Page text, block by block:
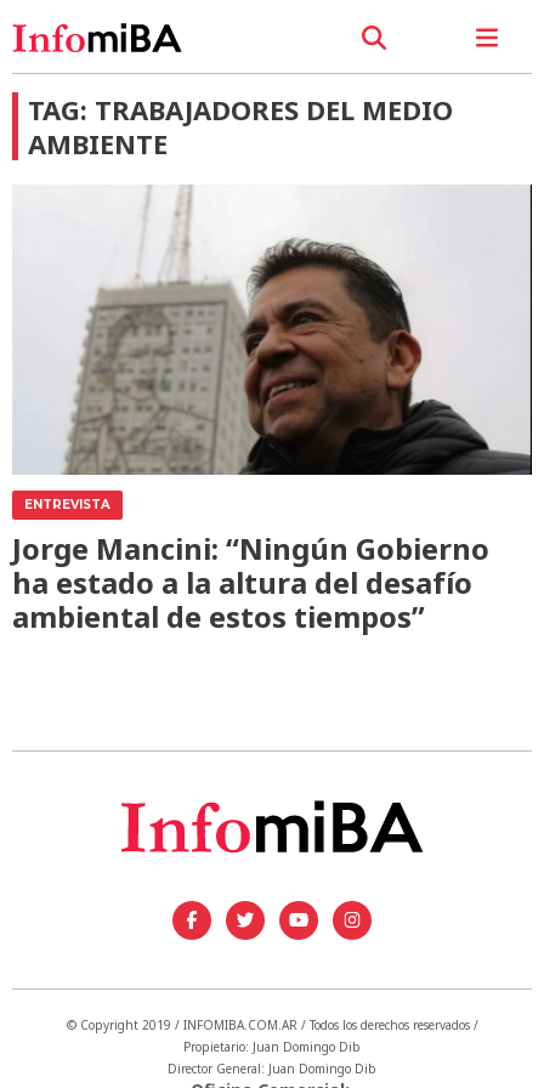
TAG: TRABAJADORES DEL MEDIO
AMBIENTE
ENTREVISTA
Jorge Mancini: “Ningún Gobierno
ha estado a la altura del desafío
ambiental de estos tiempos”
© Copyright 2019 / INFOMIBA.COM.AR / Todos los derechos reservados /
Propietario: Juan Domingo Dib
Director General: Juan Domingo Dib